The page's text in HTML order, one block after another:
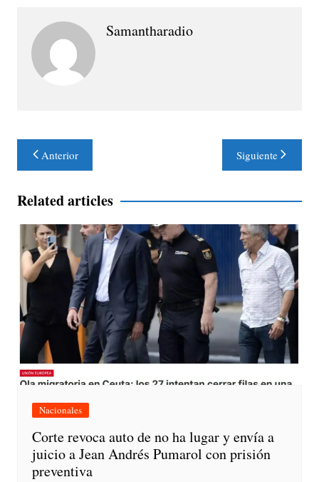
Samantharadio
Navegación
de
entradas
Anterior Siguiente
Related articles
Nacionales
Corte revoca auto de no ha lugar y envía a
juicio a Jean Andrés Pumarol con prisión
preventiva